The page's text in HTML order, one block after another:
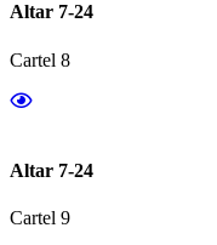
Altar 7-24
Cartel 8
Altar 7-24
Cartel 9